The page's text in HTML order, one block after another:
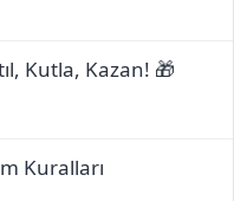
Kutla, Kazan! 🎁
Kuralları